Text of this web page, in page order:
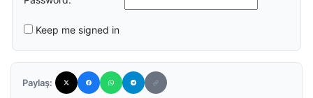
Keep me signed in
Paylaş: